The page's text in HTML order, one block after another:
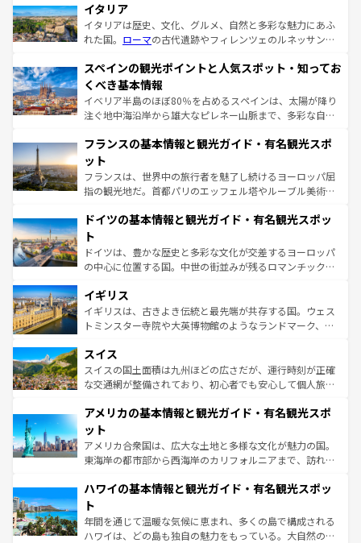
イタリア
イタリアは歴史、文化、グルメ、自然と多彩な魅力にあふ
れた国。 ローマの古代遺跡やフィレンツェのルネッサンス
ろん、トスカーナの美しい田園風景やアマルフィ海岸の絶
景など、自然景観も見逃せない。観光の合間には、本場の
ピザやパスタなど、絶品のイタリア料理を堪能することも
できる。朝目覚めてから夜眠るまで、すべての瞬間を楽し
なお、新着のイタリア情報はコンテンツ一覧を参照してほ
しい。
スペインの観光ポイントと人気スポット・知ってお
くべき基本情報
イベリア半島のほぼ80％を占めるスペインは、太陽が降り
注ぐ地中海沿岸から雄大なピレネー山脈まで、多彩な自然
文化が根付くこの国では、情熱的なフラメンコ、熱気あふ
れる闘牛、そして美味しいタパスが生活の一部となってい
る。首都マドリードの洗練された雰囲気や、バルセロナの
アートに溢れた街角から、地方では古代ローマ遺跡や中世
せる。地方によって風土や気候が異なるスペインはその個
ンテンツ一覧 を参照してほしい。
フランスの基本情報と観光ガイド・有名観光スポ
ット
フランスは、世界中の旅行者を魅了し続けるヨーロッパ屈
指の観光地だ。首都パリのエッフェル塔やルーブル美術館
で、幅広い魅力が詰まっている。華麗な宮殿、歴史的な大
聖堂、美しいビーチ、そして豊かな自然が、訪れる者を心
から魅了する。また、フランスは美食の国としても知ら
れ、フランス料理はユネスコ無形文化遺産にも登録されて
香り高いラベンダー畑など、多彩な楽しみ方が可能だ。さ
らに、パリ以外の地域にも魅力が溢れており、どの街角に
も豊かな歴史と文化が息づいている。パリ以外の個性あふ
を参照してほしい。
ドイツの基本情報と観光ガイド・有名観光スポッ
ト
ドイツは、豊かな歴史と多彩な文化が交差するヨーロッパ
の中心に位置する国。中世の街並みが残るロマンチック街
顔を持つこの国は、どこを歩いても飽きることがない。ベ
ルリンの文化的活気、バイエルン州のアルプスの絶景、そ
してライン川沿いのワイン畑といった風景は必見。ビール
は、お酒好きな人にはぜひ体験してほしい。 なお、新着の
ドイツ情報はコンテンツ一覧を参照してほしい。
イギリス
イギリスは、古きよき伝統と最先端が共存する国。ウェス
トミンスター寺院や大英博物館のようなランドマーク、歴
リアごとに異なる魅力がある。また、優雅なアフタヌーン
ティー、ビール好きにはたまらない英国パブ、サッカー観
戦など、本場だからこそできる体験も豊富。イギリスを旅
ンツ一覧を参照してほしい。
スイス
スイスの国土面積は九州ほどの広さだが、運行時刻が正確
な交通網が整備されており、初心者でも安心して個人旅行
の建物がそのまま残る町や、スイスならではのユニークな
博物館もあり、アルプス観光だけでなく町歩きも満喫する
ことができる。国民の所得が高いため物価も高いが、旅行
者向けの交通パス提供のサービスもあり、うまく活用すれ
着のスイス情報はコンテンツ一覧を参照してほしい。
アメリカの基本情報と観光ガイド・有名観光スポ
ット
アメリカ合衆国は、広大な土地と多様な文化が魅力の国。
東海岸の都市部から西海岸のカリフォルニアまで、訪れる
のような巨大都市は、観光、ショッピング、エンターテイ
ンメントが詰まった刺激的なスポットだ。一方、アメリカ
西部には大自然が広がり、グランドキャニオンやイエロー
ストーン国立公園といった絶景が堪能できる。さらに、南
ハワイの基本情報と観光ガイド・有名観光スポッ
ト
年間を通じて温暖な気候に恵まれ、多くの島で構成される
ハワイは、どの島も独自の魅力をもっている。大自然の神